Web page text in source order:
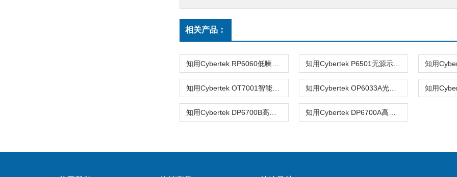
相关产品：